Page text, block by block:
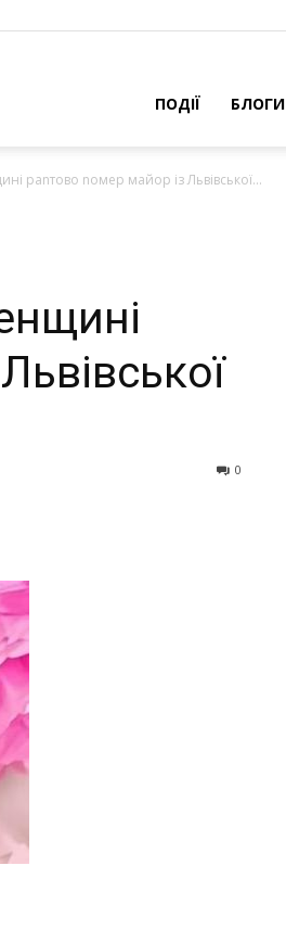
ПОДІЇ БЛОГИ
раnтово nомер майор із Львівської...
0